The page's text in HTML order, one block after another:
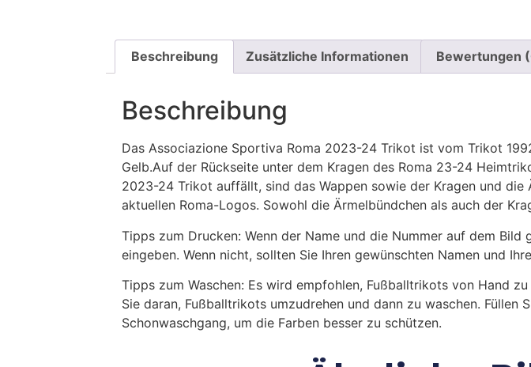
Beschreibung Zusätzliche Informationen Bewertungen
Beschreibung
Das Associazione Sportiva Roma 2023-24 Trikot ist vom Trikot
Gelb.Auf der Rückseite unter dem Kragen des Roma 23-24
2023-24 Trikot auffällt, sind das Wappen sowie der Kragen und
aktuellen Roma-Logos. Sowohl die Ärmelbündchen als auch der
Tipps zum Drucken: Wenn der Name und die Nummer auf dem Bild
eingeben. Wenn nicht, sollten Sie Ihren gewünschten Namen und
Tipps zum Waschen: Es wird empfohlen, Fußballtrikots von Hand
Sie daran, Fußballtrikots umzudrehen und dann zu waschen. Füllen
Schonwaschgang, um die Farben besser zu schützen.